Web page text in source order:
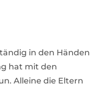
in den Händen
hat mit den
Alleine die Eltern